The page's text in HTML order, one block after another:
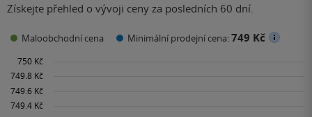
Získejte přehled o vývoji ceny za posledních 60 dní.
Maloobchodní cena Minimální prodejní cena:749 Kč